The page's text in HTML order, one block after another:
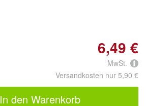
6,49 €
MwSt.
Versandkosten nur 5,90 €
In den Warenkorb